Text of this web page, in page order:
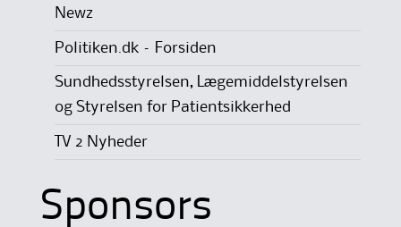
Newz
Politiken.dk – Forsiden
Sundhedsstyrelsen, Lægemiddelstyrelsen
og Styrelsen for Patientsikkerhed
TV 2 Nyheder
Sponsors